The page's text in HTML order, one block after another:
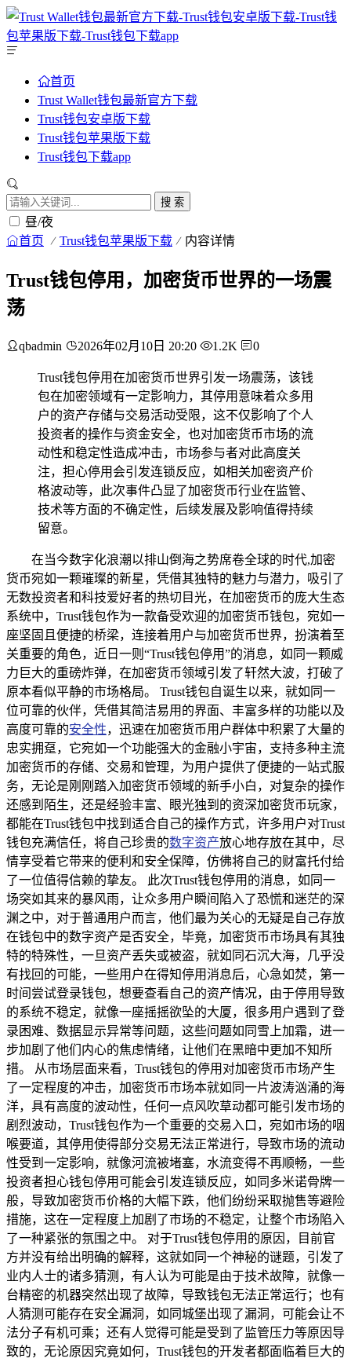
首页
Trust Wallet钱包最新官方下载
Trust钱包安卓版下载
Trust钱包苹果版下载
Trust钱包下载app
搜 索
昼/夜
首页 Trust钱包苹果版下载 内容详情
Trust钱包停用，加密货币世界的一场震
荡
qbadmin 2026年02月10日 20:20 1.2K 0
Trust钱包停用在加密货币世界引发一场震荡，该钱
包在加密领域有一定影响力，其停用意味着众多用
户的资产存储与交易活动受限，这不仅影响了个人
投资者的操作与资金安全，也对加密货币市场的流
动性和稳定性造成冲击，市场参与者对此高度关
注，担心停用会引发连锁反应，如相关加密资产价
格波动等，此次事件凸显了加密货币行业在监管、
技术等方面的不确定性，后续发展及影响值得持续
留意。
在当今数字化浪潮以排山倒海之势席卷全球的时代,加密
货币宛如一颗璀璨的新星，凭借其独特的魅力与潜力，吸引了
无数投资者和科技爱好者的热切目光，在加密货币的庞大生态
系统中，Trust钱包作为一款备受欢迎的加密货币钱包，宛如一
座坚固且便捷的桥梁，连接着用户与加密货币世界，扮演着至
关重要的角色，近日一则“Trust钱包停用”的消息，如同一颗威
力巨大的重磅炸弹，在加密货币领域引发了轩然大波，打破了
原本看似平静的市场格局。 Trust钱包自诞生以来，就如同一
位可靠的伙伴，凭借其简洁易用的界面、丰富多样的功能以及
高度可靠的安全性，迅速在加密货币用户群体中积累了大量的
忠实拥趸，它宛如一个功能强大的金融小宇宙，支持多种主流
加密货币的存储、交易和管理，为用户提供了便捷的一站式服
务，无论是刚刚踏入加密货币领域的新手小白，对复杂的操作
还感到陌生，还是经验丰富、眼光独到的资深加密货币玩家，
都能在Trust钱包中找到适合自己的操作方式，许多用户对Trust
钱包充满信任，将自己珍贵的数字资产放心地存放在其中，尽
情享受着它带来的便利和安全保障，仿佛将自己的财富托付给
了一位值得信赖的挚友。 此次Trust钱包停用的消息，如同一
场突如其来的暴风雨，让众多用户瞬间陷入了恐慌和迷茫的深
渊之中，对于普通用户而言，他们最为关心的无疑是自己存放
在钱包中的数字资产是否安全，毕竟，加密货币市场具有其独
特的特殊性，一旦资产丢失或被盗，就如同石沉大海，几乎没
有找回的可能，一些用户在得知停用消息后，心急如焚，第一
时间尝试登录钱包，想要查看自己的资产情况，由于停用导致
的系统不稳定，就像一座摇摇欲坠的大厦，很多用户遇到了登
录困难、数据显示异常等问题，这些问题如同雪上加霜，进一
步加剧了他们内心的焦虑情绪，让他们在黑暗中更加不知所
措。 从市场层面来看，Trust钱包的停用对加密货币市场产生
了一定程度的冲击，加密货币市场本就如同一片波涛汹涌的海
洋，具有高度的波动性，任何一点风吹草动都可能引发市场的
剧烈波动，Trust钱包作为一个重要的交易入口，宛如市场的咽
喉要道，其停用使得部分交易无法正常进行，导致市场的流动
性受到一定影响，就像河流被堵塞，水流变得不再顺畅，一些
投资者担心钱包停用可能会引发连锁反应，如同多米诺骨牌一
般，导致加密货币价格的大幅下跌，他们纷纷采取抛售等避险
措施，这在一定程度上加剧了市场的不稳定，让整个市场陷入
了一种紧张的氛围之中。 对于Trust钱包停用的原因，目前官
方并没有给出明确的解释，这就如同一个神秘的谜题，引发了
业内人士的诸多猜测，有人认为可能是由于技术故障，就像一
台精密的机器突然出现了故障，导致钱包无法正常运行；也有
人猜测可能存在安全漏洞，如同城堡出现了漏洞，可能会让不
法分子有机可乘；还有人觉得可能是受到了监管压力等原因导
致的，无论原因究竟如何，Trust钱包的开发者都面临着巨大的